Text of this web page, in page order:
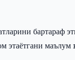
бартараф
этаётгани